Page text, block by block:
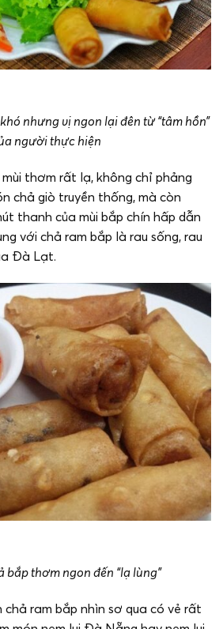
nhưng vị ngon lại đên từ “tâm hồn”
người thực hiện
thơm rất lạ, không chỉ phảng
chả giò truyền thống, mà còn
thanh của mùi bắp chín hấp dẫn
với chả ram bắp là rau sống, rau
Đà Lạt.
bắp thơm ngon đến “lạ lùng”
ram bắp nhìn sơ qua có vẻ rất